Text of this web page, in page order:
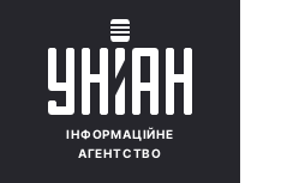
ІНФОРМАЦІЙНЕ
АГЕНТСТВО